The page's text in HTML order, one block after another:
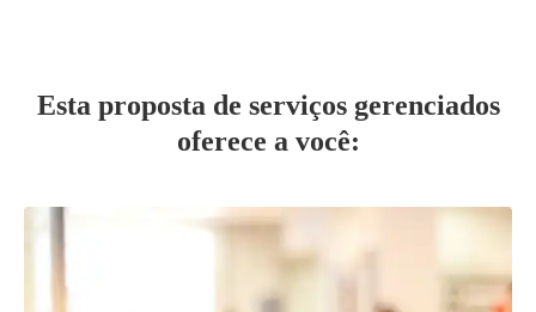
Esta proposta de serviços gerenciados
oferece a você: